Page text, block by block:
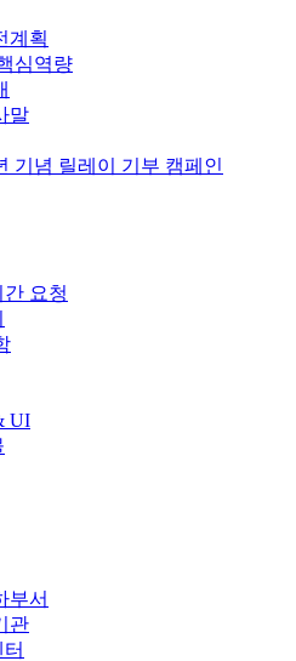
계획
심역량
말
기념 릴레이 기부 캠페인
요청
UI
부서
관